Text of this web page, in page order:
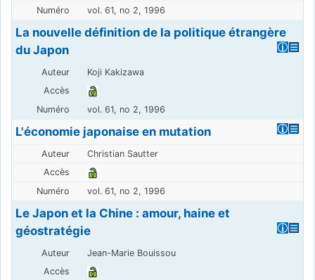
vol. 61, no 2, 1996
La nouvelle définition de la politique étrangère
du Japon
Koji Kakizawa
vol. 61, no 2, 1996
L'économie japonaise en mutation
Christian Sautter
vol. 61, no 2, 1996
Le Japon et la Chine : amour, haine et
géostratégie
Jean-Marie Bouissou